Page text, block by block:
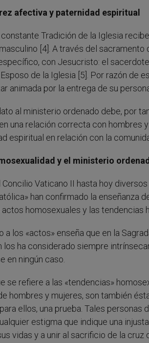
afectiva y paternidad espiritual
constante Tradición de la Iglesia
[4]. A través del
con Jesucristo: el
de la Iglesia [5]. Por razón de
animada por la entrega de su
al ministerio ordenado debe, por
una relación correcta con hombres
espiritual en relación con la
y el ministerio
Concilio Vaticano II hasta hoy
han confirmado la enseñanza
homosexuales y las tendencias
a los «actos» enseña que en la
los ha considerado siempre
en ningún caso.
se refiere a las «tendencias»
hombres y mujeres, son también
ellos, una prueba. Tales
estigma que indique una
vidas y a unir al sacrificio de la